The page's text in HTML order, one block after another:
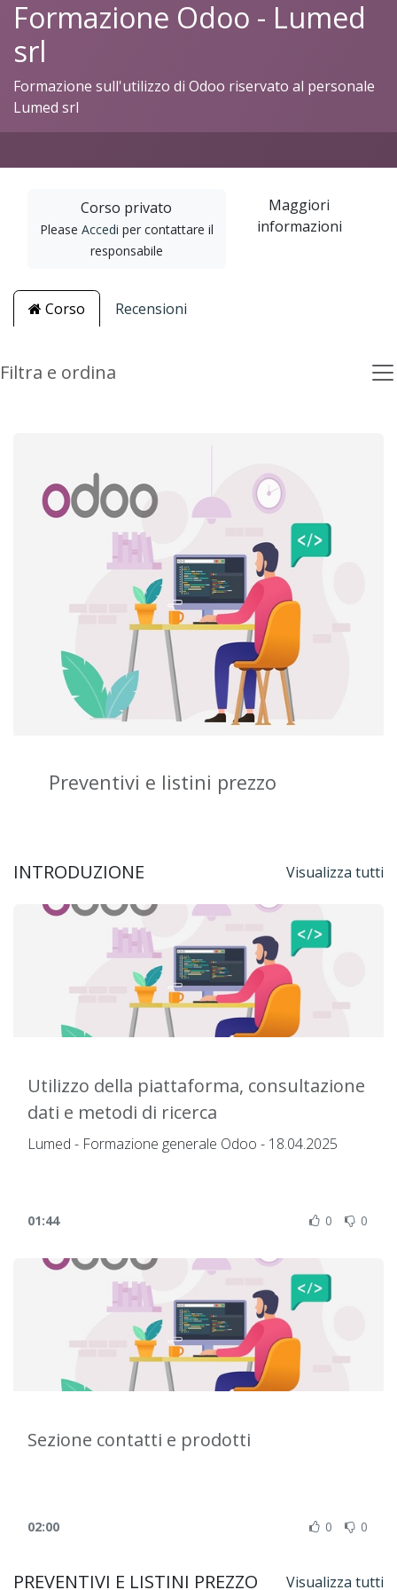
Formazione Odoo - Lumed
srl
Formazione sull'utilizzo di Odoo riservato al personale
Lumed srl
Corso privato
Please Accedi per contattare il
responsabile
Maggiori
informazioni
Corso Recensioni
Filtra e ordina
Preventivi e listini prezzo
INTRODUZIONE Visualizza tutti
Utilizzo della piattaforma, consultazione
dati e metodi di ricerca
Lumed - Formazione generale Odoo - 18.04.2025
01:44 0 0
Sezione contatti e prodotti
02:00 0 0
PREVENTIVI E LISTINI PREZZO Visualizza tutti